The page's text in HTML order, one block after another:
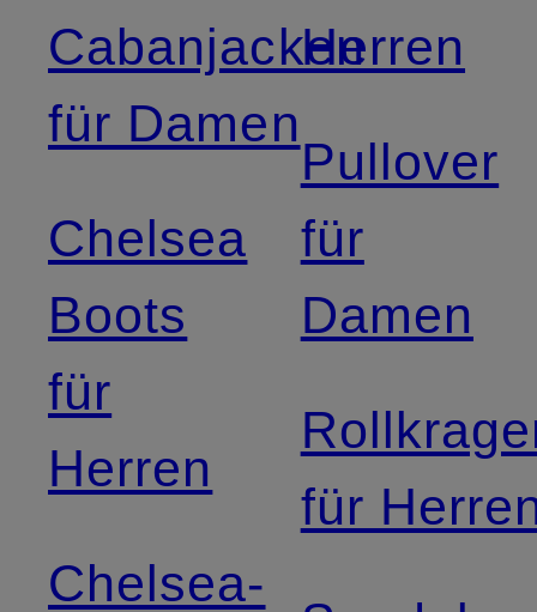
Cabanjacken
für Damen
Chelsea
Boots
für
Herren
Chelsea-
Herren
Pullover
für
Damen
für